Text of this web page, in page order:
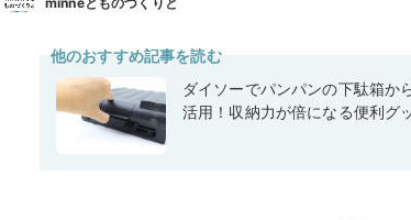
他のおすすめ記事を読む
ダイソーでパンパンの下駄箱か
活用！収納力が倍になる便利グ